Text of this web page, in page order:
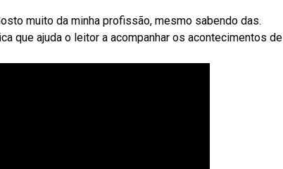
muito da minha profissão, mesmo sabendo das.
que ajuda o leitor a acompanhar os acontecimentos de